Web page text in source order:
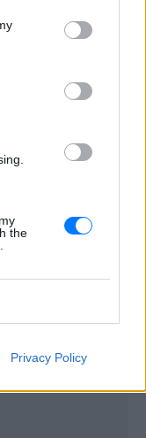
the
Privacy Policy
με
όταν έπινα
την ίδια
πλατινένιος. Οι
πόλεμο τον
συνεχίζουν να
του